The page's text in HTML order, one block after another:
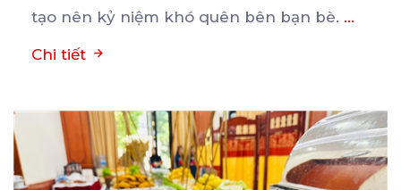
tạo nên kỷ niệm khó quên bên bạn bè. ...
Chi tiết